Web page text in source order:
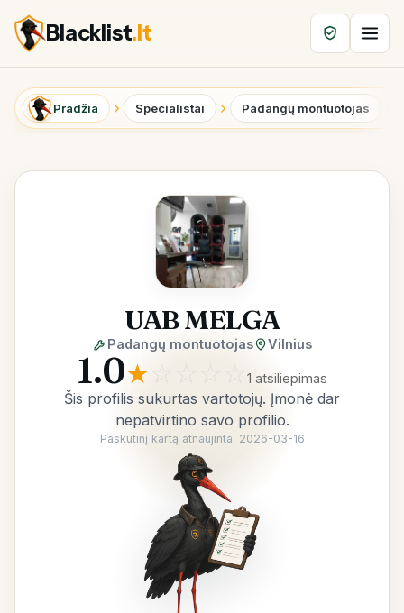
Blacklist.lt
Pradžia Specialistai Padangų montuotojas
UAB MELGA
Padangų montuotojas Vilnius
1.0★ ☆ ☆ 1 atsiliepimas
Šis profilis sukurtas vartotojų. Įmonė dar
nepatvirtino savo profilio.
Paskutinį kartą atnaujinta: 2026-03-16